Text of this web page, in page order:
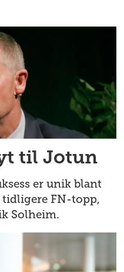
til Jotun
er unik blant
tidligere FN-topp,
Solheim.